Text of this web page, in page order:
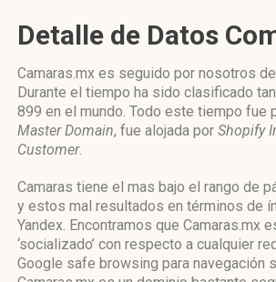
Detalle de Datos
Camaras.mx es seguido por nosotros
Durante el tiempo ha sido clasificado
899 en el mundo. Todo este tiempo fue
Master Domain, fue alojada por Shopify
Customer.
Camaras tiene el mas bajo el rango de
y estos mal resultados en términos de
Yandex. Encontramos que Camaras.mx
‘socializado’ con respecto a cualquier
Google safe browsing para navegación